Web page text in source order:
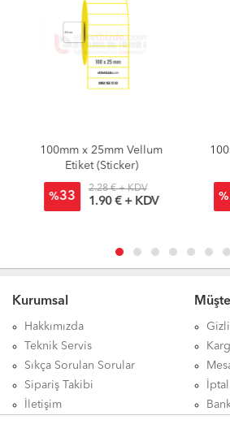
100mm x 25mm Vellum
Etiket (Sticker)
%33
2.28 € + KDV
1.90 € + KDV %
Kurumsal
Hakkımızda
Teknik Servis
Sıkça Sorulan Sorular
Sipariş Takibi
İletişim